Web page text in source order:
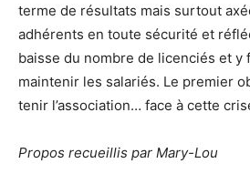
terme de résultats mais surtout
adhérents en toute sécurité et
baisse du nombre de licenciés et y
maintenir les salariés. Le premier
tenir l’association… face à cette
Propos recueillis par Mary-Lou